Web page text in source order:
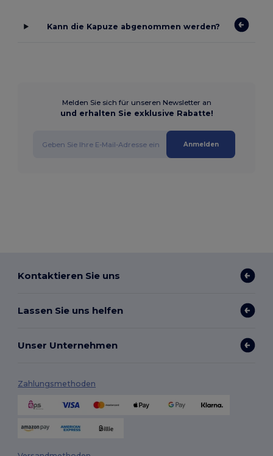
Kann die Kapuze abgenommen werden?
Melden Sie sich für unseren Newsletter an
und erhalten Sie exklusive Rabatte!
Anmelden
Kontaktieren Sie uns
Lassen Sie uns helfen
Unser Unternehmen
Zahlungsmethoden